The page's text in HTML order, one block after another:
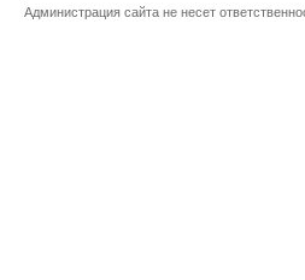
Администрация сайта не несет